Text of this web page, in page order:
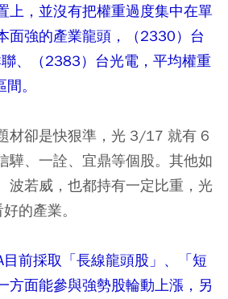
上，並沒有把權重過度集中在單
面強的產業龍頭，（2330）台
、（2383）台光電，平均權重
。
材卻是快狠準，光 3/17 就有 6
驊、一詮、宜鼎等個股。其他如
波若威，也都持有一定比重，光
的產業。
前採取「長線龍頭股」、「短
方面能參與強勢股輪動上漲，另